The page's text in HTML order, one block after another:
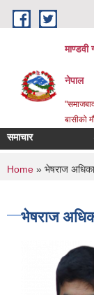
Skip to main content
माण्डवी
नेपाल
बासीको
समाचार
You are
Home » भेषराज
भेषराज